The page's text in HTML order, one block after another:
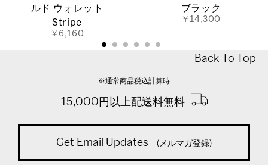
ルド ウォレット
Stripe
￥6,160
ブラック
￥14,300
Back To Top
※通常商品税込計算時
15,000円以上配送料無料
Get Email Updates (メルマガ登録)